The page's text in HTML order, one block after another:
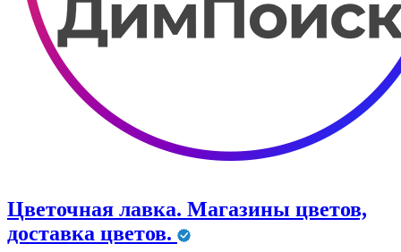
Цветочная лавка. Магазины цветов,
доставка цветов.